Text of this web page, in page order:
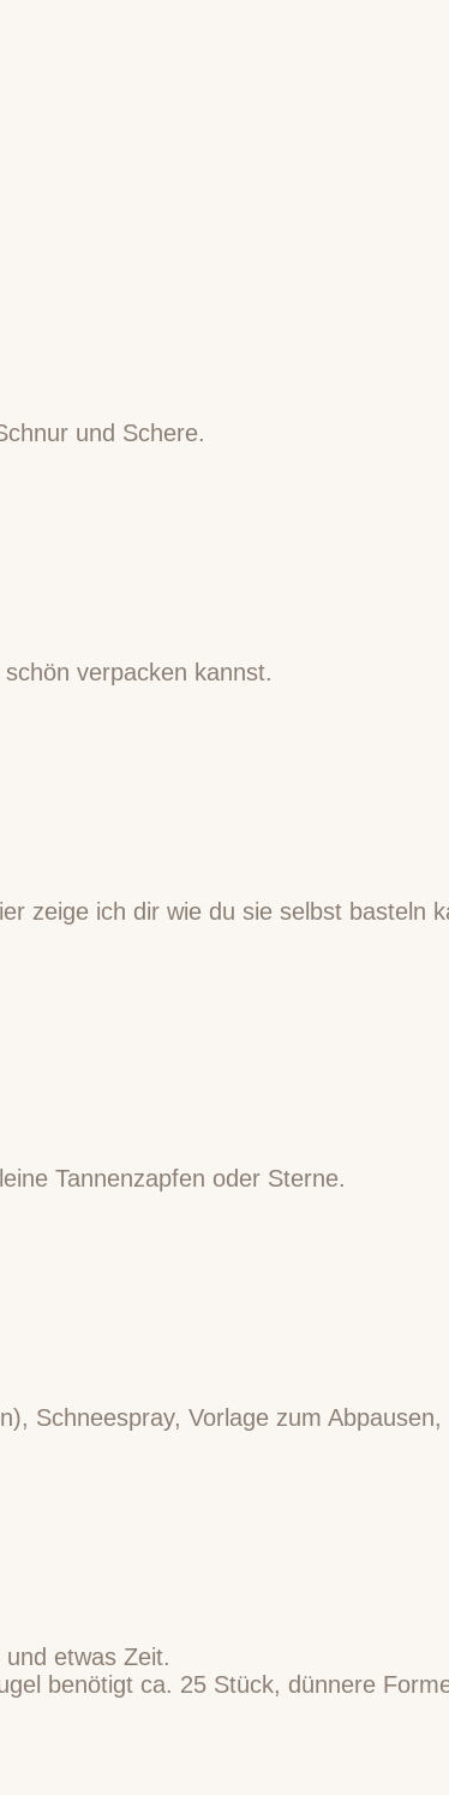
und Schere.
verpacken kannst.
zeige ich dir wie du sie selbst basteln
Tannenzapfen oder Sterne.
Schneespray, Vorlage zum Abpausen,
etwas Zeit.
benötigt ca. 25 Stück, dünnere